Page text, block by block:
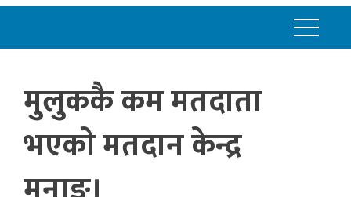
मुलुककै कम मतदाता
भएकाे मतदान केन्द्र